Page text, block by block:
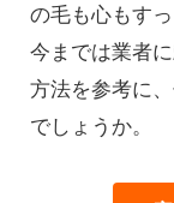
の毛も心もす
今までは業者
方法を参考に
でしょうか。